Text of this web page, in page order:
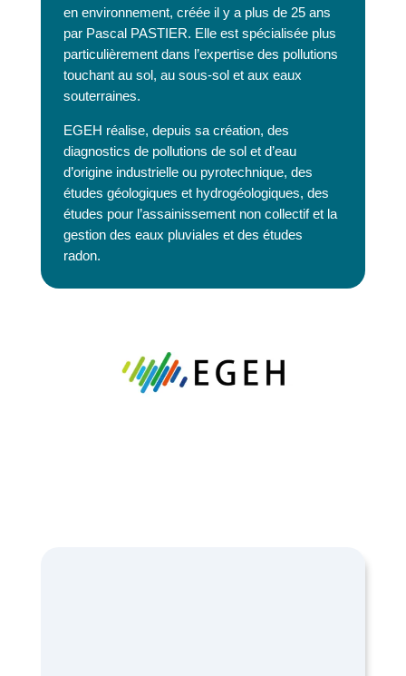
en environnement, créée il y a plus de 25 ans
par Pascal PASTIER. Elle est spécialisée plus
particulièrement dans l’expertise des pollutions
touchant au sol, au sous-sol et aux eaux
souterraines.
EGEH réalise, depuis sa création, des
diagnostics de pollutions de sol et d’eau
d’origine industrielle ou pyrotechnique, des
études géologiques et hydrogéologiques, des
études pour l’assainissement non collectif et la
gestion des eaux pluviales et des études
radon.